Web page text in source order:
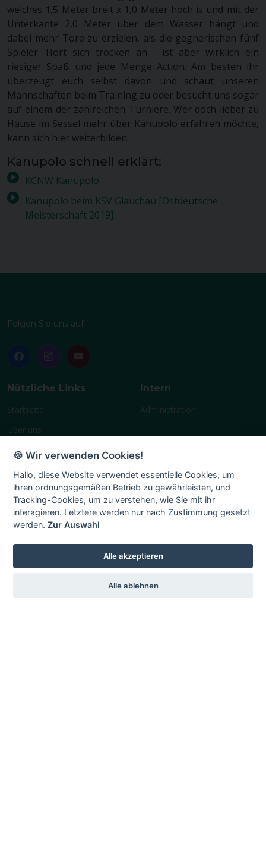
welches 1,5 Meter breit x 1,0 Meter hoch is und mit der
Unterkante 2,0 Meter über dem Wasser hängt und
dabei mehr Tore zu erzielen, als die gegnerischen fünf
Spieler. Hört sich trocken an - ist aber wirklich ein
riesiger Spaß und jede Menge Action. Am besten ihr
überzeugt euch selbst davon und schaut unseren
Mannschaften beim Training zu oder besucht uns sogar
auf einem der zahlreichen Turniere. Wer doch lieber zu
Hause im Sessel mehr über Kanupolo erfahren möchte,
kann sich hier weiterbilden:
Kanupolo schnell erklärt:
KCNW Kanupolo
Kanupolo beim KSV Glauchau [Ostdeutsche
Meisterschaft 2019]
Folgen Sie uns auf
Nützliche Links
Startseite
Über uns
Geschichte
Vereinsleben
Terminplan
Mitglied
Chronik
Intern
Administration
🍪 Wir verwenden Cookies!
Hallo, diese Website verwendet essentielle Cookies, um
ihren ordnungsgemäßen Betrieb zu gewährleisten, und
Tracking-Cookies, um zu verstehen, wie Sie mit ihr
interagieren. Letztere werden nur nach Zustimmung gesetzt
werden.Zur Auswahl
Alle akzeptieren
Alle ablehnen